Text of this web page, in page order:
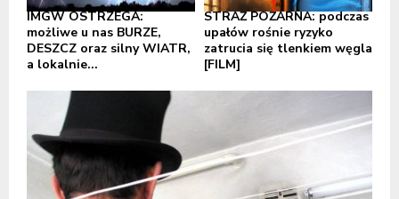
IMGW OSTRZEGA:
możliwe u nas BURZE,
DESZCZ oraz silny WIATR,
a lokalnie...
STRAŻ POŻARNA: podczas
upałów rośnie ryzyko
zatrucia się tlenkiem węgla
[FILM]